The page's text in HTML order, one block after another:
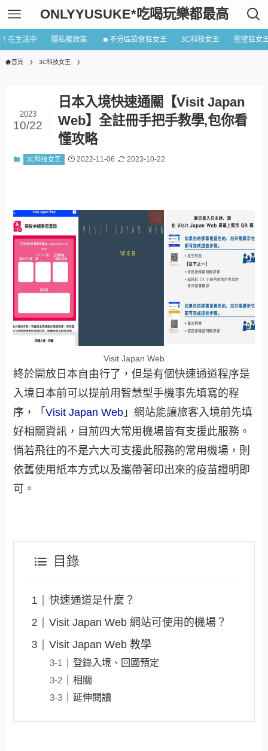
ONLYYUSUKE*吃喝玩樂都最高
在生活中 隱私權政策 ☻不分區飲食狂女王 3C科技女王 慾望狂女
首頁 3C科技女王
日本入境快速通關【Visit Japan
Web】全註冊手把手教學,包你看
懂攻略
2023
10/22
3C科技女王 2022-11-06 2023-10-22
Visit Japan Web
終於開放日本自由行了，但是有個快速通道程序是
入境日本前可以提前用智慧型手機事先填寫的程
序，「Visit Japan Web 」網站能讓旅客入境前先填
好相關資訊，目前四大常用機場皆有支援此服務。
倘若飛往的不是六大可支援此服務的常用機場，則
依舊使用紙本方式以及攜帶著印出來的疫苗證明即
可。
目錄
快速通道是什麼？
Visit Japan Web 網站可使用的機場？
Visit Japan Web 教學
登錄入境、回國預定
相關
延伸閱讀